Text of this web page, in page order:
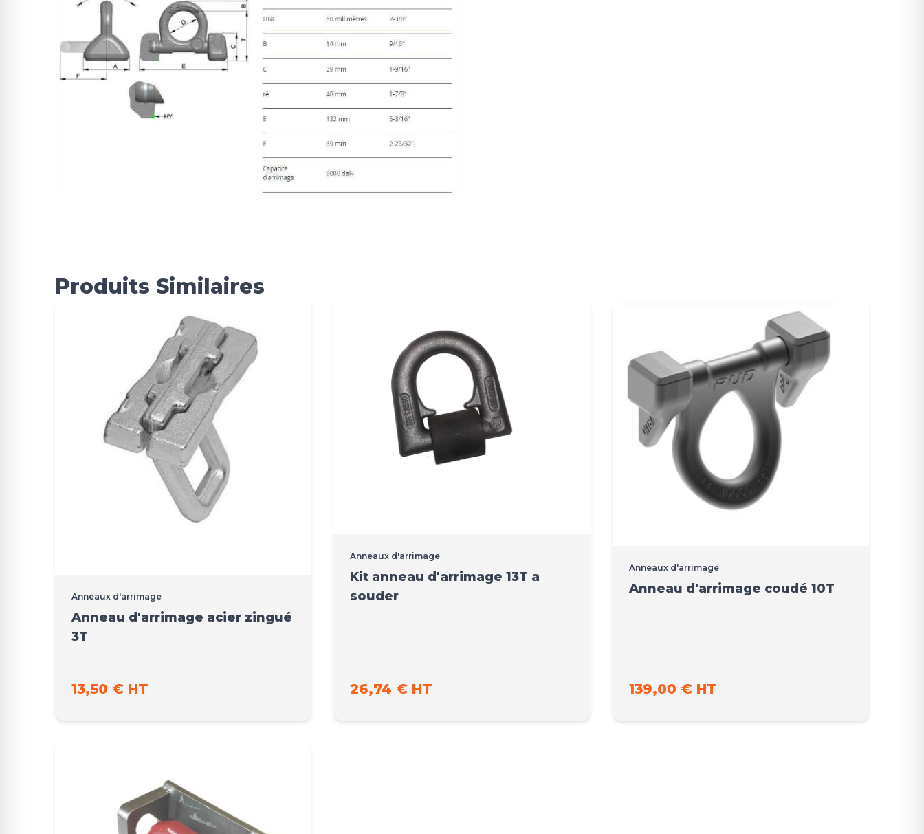
Produits Similaires
Anneaux d'arrimage
Anneau d'arrimage acier zingué
3T
13,50 € HT
Anneaux d'arrimage
Kit anneau d'arrimage 13T a
souder
26,74 € HT
Anneaux d'arrimage
Anneau d'arrimage coudé 10T
139,00 € HT